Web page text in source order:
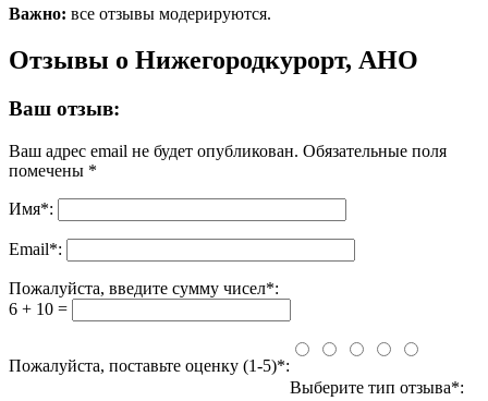
Важно: все отзывы модерируются.
Отзывы о Нижегородкурорт, АНО
Ваш отзыв:
Ваш адрес email не будет опубликован. Обязательные поля
помечены *
Имя*:
Email*:
Пожалуйста, введите сумму чисел*:
6 + 10 =
Пожалуйста, поставьте оценку (1-5)*:
Выберите тип отзыва*: